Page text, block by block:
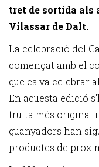
tret de sortida als
Vilassar de Dalt.
La celebració del
començat amb el
que es va celebrar
En aquesta edició
truita més original
guanyadors han
productes de